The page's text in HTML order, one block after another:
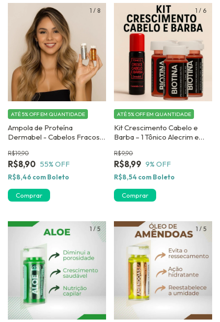
1 / 8
Ampola de Proteína
Dermabel - Cabelos Fracos e
R$8,90
R$19,90
55% OFF
ATÉ 5% OFF EM QUANTIDADE
R$8,46 com Boleto
1 / 6
Kit Crescimento Cabelo e
Barba – 1 Tônico Alecrim e
Biotina Dermabe
R$8,99
R$9,90
9% OFF
ATÉ 5% OFF EM QUANTIDADE
R$8,54 com Boleto
Comprar
1 /5 1 / 5